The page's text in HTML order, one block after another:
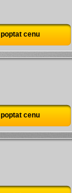
poptat cenu
poptat cenu